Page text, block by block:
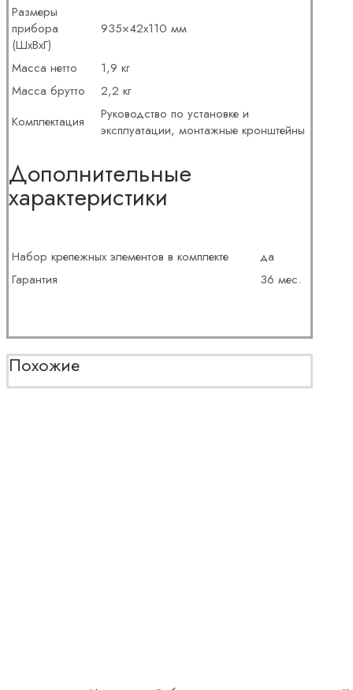
Размеры
прибора
(ШхВхГ)
935×42х110 мм
Масса нетто
1,9 кг
Масса брутто
2,2 кг
Комплектация
Руководство по установке и
эксплуатации, монтажные кронштейны
Дополнительные
характеристики
Набор крепежных элементов в комплекте
да
Гарантия
36 мес.
Похожие